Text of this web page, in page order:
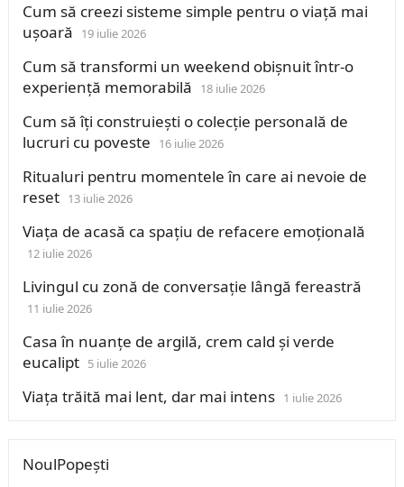
Cum să creezi sisteme simple pentru o viață mai
ușoară
19 iulie 2026
Cum să transformi un weekend obișnuit într-o
experiență memorabilă
18 iulie 2026
Cum să îți construiești o colecție personală de
lucruri cu poveste
16 iulie 2026
Ritualuri pentru momentele în care ai nevoie de
reset 13 iulie 2026
Viața de acasă ca spațiu de refacere emoțională
12 iulie 2026
Livingul cu zonă de conversație lângă fereastră
11 iulie 2026
Casa în nuanțe de argilă, crem cald și verde
eucalipt 5 iulie 2026
Viața trăită mai lent, dar mai intens 1 iulie 2026
NoulPopești